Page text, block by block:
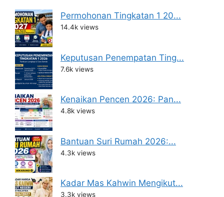
Permohonan Tingkatan 1 20...
14.4k views
Keputusan Penempatan Ting...
7.6k views
Kenaikan Pencen 2026: Pan...
4.8k views
Bantuan Suri Rumah 2026:...
4.3k views
Kadar Mas Kahwin Mengikut...
3.3k views